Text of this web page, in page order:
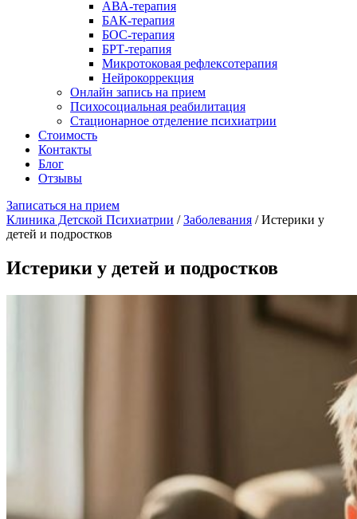
АВА-терапия
БАК-терапия
БОС-терапия
БРТ-терапия
Микротоковая рефлексотерапия
Нейрокоррекция
Онлайн запись на прием
Психосоциальная реабилитация
Стационарное отделение психиатрии
Стоимость
Контакты
Блог
Отзывы
Записаться на прием
Клиника Детской Психиатрии /Заболевания /Истерики у
детей и подростков
Истерики у детей и подростков